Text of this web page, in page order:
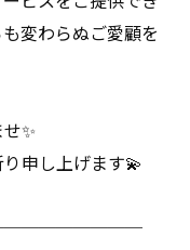
変わらぬご愛顧を
✨
申し上げます💫